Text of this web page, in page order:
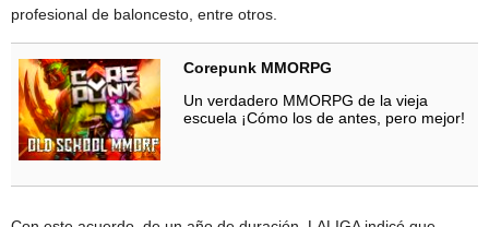
profesional de baloncesto, entre otros.
Corepunk MMORPG
Un verdadero MMORPG de la vieja
escuela ¡Cómo los de antes, pero mejor!